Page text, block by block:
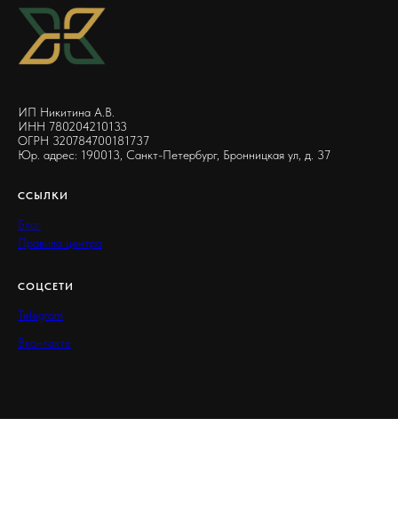
ИП Никитина А.В.
ИНН 780204210133
ОГРН 320784700181737
Юр. адрес: 190013, Санкт-Петербург, Бронницкая ул, д. 37
ССЫЛКИ
Блог
Правила центра
СОЦСЕТИ
Telegram
Вконтакте